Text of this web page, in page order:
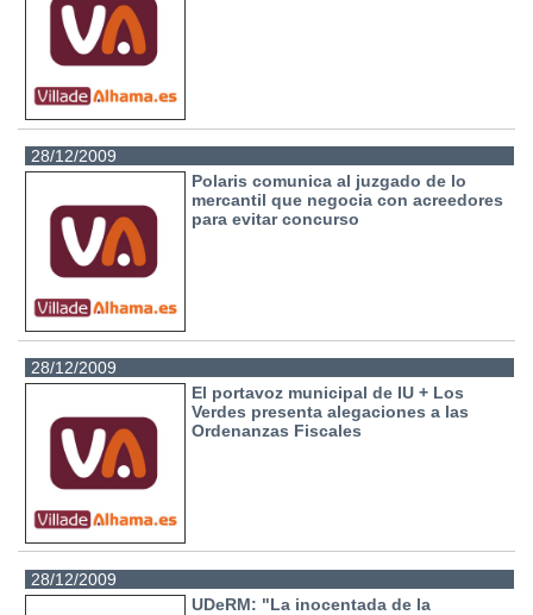
28/12/2009
Polaris comunica al juzgado de lo
mercantil que negocia con acreedores
para evitar concurso
28/12/2009
El portavoz municipal de IU + Los
Verdes presenta alegaciones a las
Ordenanzas Fiscales
28/12/2009
UDeRM: "La inocentada de la